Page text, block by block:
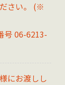
さい。 (※
号 06-6213-
にお渡しし